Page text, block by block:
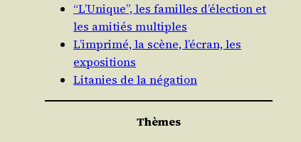
“L’Unique”, les familles d’élection et
les amitiés multiples
L’imprimé, la scène, l’écran, les
expositions
Litanies de la négation
Thèmes